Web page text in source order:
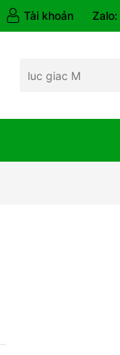
Tài khoản Zalo: